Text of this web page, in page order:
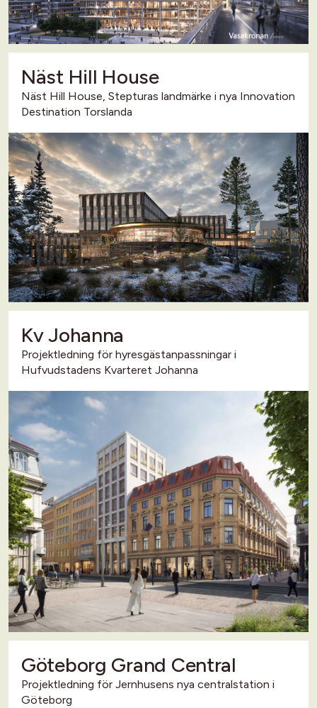
Näst Hill House
Näst Hill House, Stepturas landmärke i nya Innovation
Destination Torslanda
Kv Johanna
Projektledning för hyresgästanpassningar i
Hufvudstadens Kvarteret Johanna
Göteborg Grand Central
Projektledning för Jernhusens nya centralstation i
Göteborg